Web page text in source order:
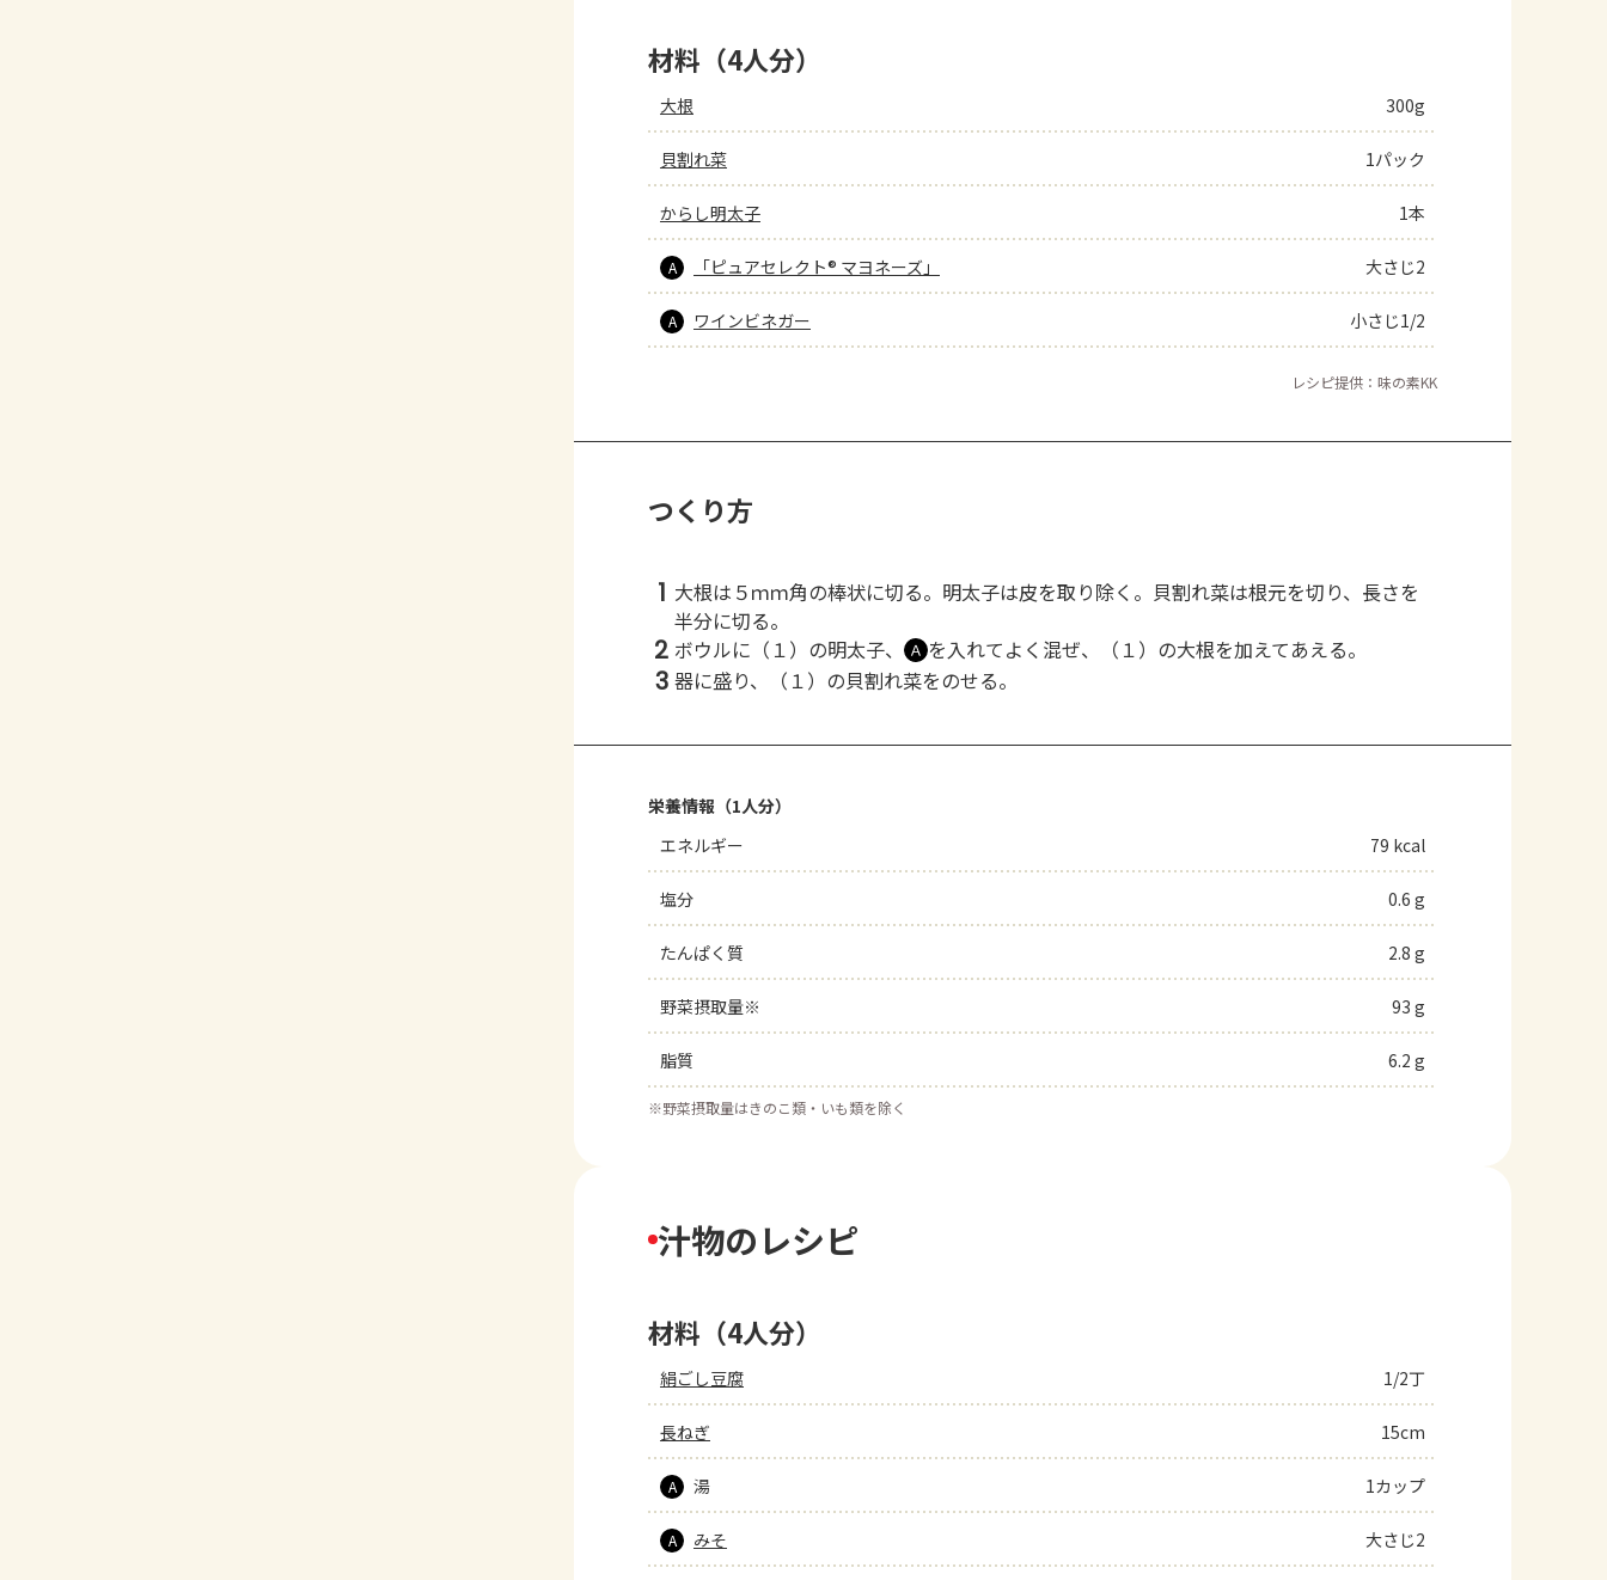
材料（4人分）
大根 300g
貝割れ菜 1パック
からし明太子 1本
A 「ピュアセレクト® マヨネーズ」 大さじ2
A ワインビネガー 小さじ1/2
レシピ提供：味の素KK
つくり方
1 大根は５ｍｍ角の棒状に切る。明太子は皮を取り除く。貝割れ菜は根元を切り、長さを
半分に切る。
2 ボウルに（１）の明太子、 Ａ を入れてよく混ぜ、（１）の大根を加えてあえる。
3 器に盛り、（１）の貝割れ菜をのせる。
栄養情報（1人分）
エネルギー
79 kcal
塩分 0.6 g
たんぱく質 2.8 g
野菜摂取量※ 93 g
脂質 6.2 g
※野菜摂取量はきのこ類・いも類を除く
汁物のレシピ
材料（4人分）
絹ごし豆腐 1/2丁
長ねぎ 15cm
A 湯 1カップ
A みそ 大さじ2